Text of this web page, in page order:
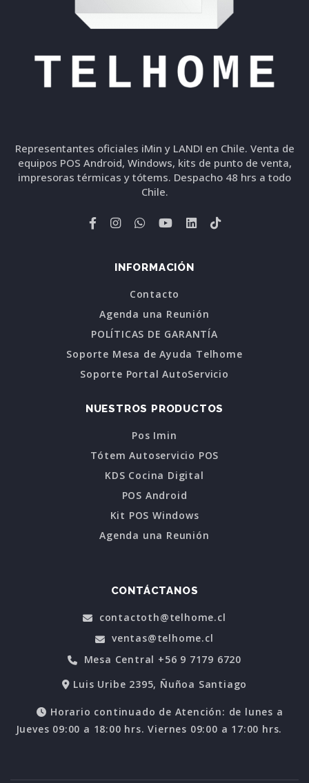
Representantes oficiales iMin y LANDI en Chile. Venta de
equipos POS Android, Windows, kits de punto de venta,
impresoras térmicas y tótems. Despacho 48 hrs a todo
Chile.
INFORMACIÓN
Contacto
Agenda una Reunión
POLÍTICAS DE GARANTÍA
Soporte Mesa de Ayuda Telhome
Soporte Portal AutoServicio
NUESTROS PRODUCTOS
Pos Imin
Tótem Autoservicio POS
KDS Cocina Digital
POS Android
Kit POS Windows
Agenda una Reunión
CONTÁCTANOS
contactoth@telhome.cl
ventas@telhome.cl
Mesa Central +56 9 7179 6720
Luis Uribe 2395, Ñuñoa Santiago
Horario continuado de Atención: de lunes a
Jueves 09:00 a 18:00 hrs. Viernes 09:00 a 17:00 hrs.